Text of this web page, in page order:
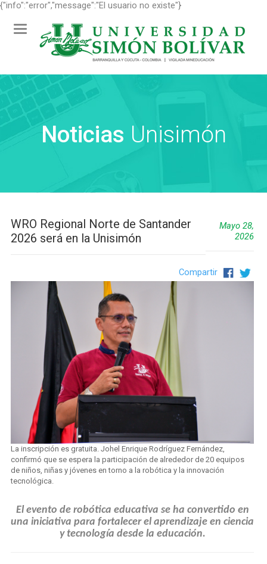
{"info":"error","message":"El usuario no existe"}
Toggle
navigation
Noticias Unisimón
WRO Regional Norte de Santander
2026 será en la Unisimón
Mayo 28,
2026
Compartir
La inscripción es gratuita. Johel Enrique Rodríguez Fernández,
confirmó que se espera la participación de alrededor de 20 equipos
de niños, niñas y jóvenes en torno a la robótica y la innovación
tecnológica.
El evento de robótica educativa se ha convertido en
una iniciativa para fortalecer el aprendizaje en ciencia
y tecnología desde la educación.